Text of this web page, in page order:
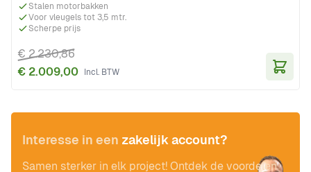
Stalen motorbakken
Voor vleugels tot 3,5 mtr.
Scherpe prijs
€ 2.009,00
€ 2.230,86
Interesse in een zakelijk account?
Samen sterker in elk project! Ontdek de voordelen